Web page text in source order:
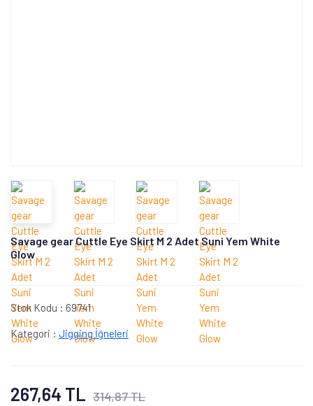
Savage gear Cuttle Eye Skirt M 2 Adet Suni Yem White
Glow
Stok Kodu : 69741
Kategori : Jigging İğneleri
267,64 TL 314,87 TL